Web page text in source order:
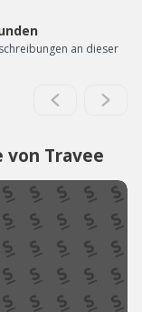
an dieser
Travee